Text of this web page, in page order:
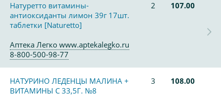
Натуретто витамины-
антиоксиданты лимон 39г 17шт.
таблетки [Naturetto]
2 107.00
Аптека Легко www.aptekalegko.ru
8-800-500-98-77
НАТУРИНО ЛЕДЕНЦЫ МАЛИНА +
ВИТАМИНЫ С 33,5Г. №8
3 108.00